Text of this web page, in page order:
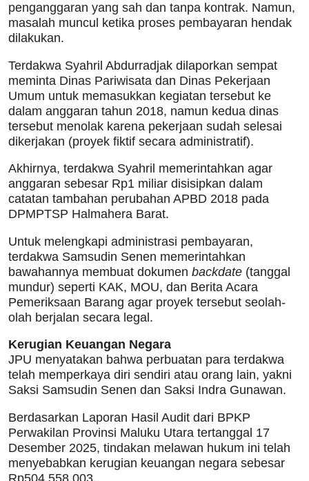
penganggaran yang sah dan tanpa kontrak. Namun,
masalah muncul ketika proses pembayaran hendak
dilakukan.
Terdakwa Syahril Abdurradjak dilaporkan sempat
meminta Dinas Pariwisata dan Dinas Pekerjaan
Umum untuk memasukkan kegiatan tersebut ke
dalam anggaran tahun 2018, namun kedua dinas
tersebut menolak karena pekerjaan sudah selesai
dikerjakan (proyek fiktif secara administratif).
Akhirnya, terdakwa Syahril memerintahkan agar
anggaran sebesar Rp1 miliar disisipkan dalam
catatan tambahan perubahan APBD 2018 pada
DPMPTSP Halmahera Barat.
Untuk melengkapi administrasi pembayaran,
terdakwa Samsudin Senen memerintahkan
bawahannya membuat dokumen backdate (tanggal
mundur) seperti KAK, MOU, dan Berita Acara
Pemeriksaan Barang agar proyek tersebut seolah-
olah berjalan secara legal.
Kerugian Keuangan Negara
JPU menyatakan bahwa perbuatan para terdakwa
telah memperkaya diri sendiri atau orang lain, yakni
Saksi Samsudin Senen dan Saksi Indra Gunawan.
Berdasarkan Laporan Hasil Audit dari BPKP
Perwakilan Provinsi Maluku Utara tertanggal 17
Desember 2025, tindakan melawan hukum ini telah
menyebabkan kerugian keuangan negara sebesar
Rp504.558.003.